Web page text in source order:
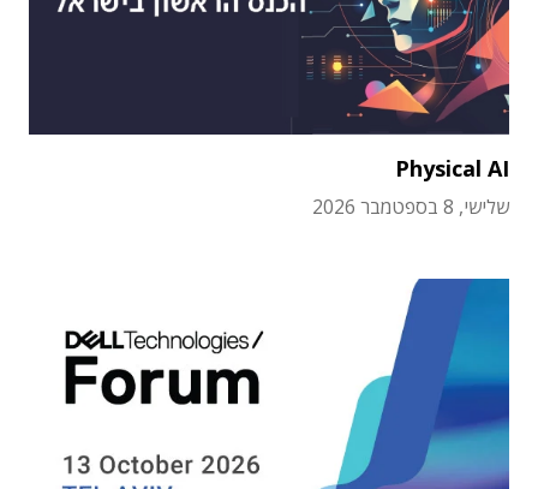
Physical AI
שלישי, 8 בספטמבר 2026